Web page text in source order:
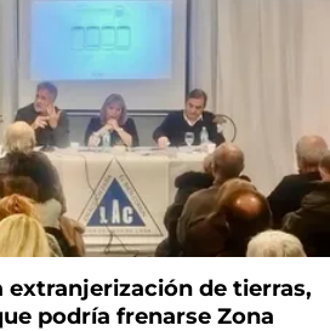
extranjerización de tierras,
podría frenarse Zona